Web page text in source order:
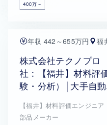
400万～
年収 442～655万円 福
株式会社テクノプ
社：【福井】材料評
験・分析）│大手自
【福井】材料評価エンジニ
部品メーカー